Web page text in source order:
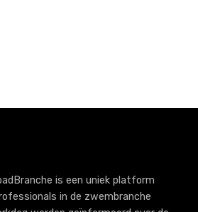
is een uniek platform
in de zwembranche